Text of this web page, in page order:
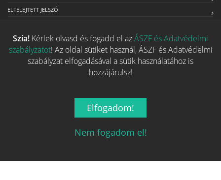
ELFELEJTETT JELSZÓ
ÁSZF ÉS ADATVÉDELMI SZABÁLYZAT
ÜZLETEKNEK SZÁNT SZOLGÁLTATÁSOK
MÉDIAAJÁNLAT
Ha szeretnéd felvenni velünk a kapcsolatot nyugodtan írj egy
Szia! Kérlek olvasd és fogadd el azÁSZF és Adatvédelmi
szabályzatot! Az oldal sütiket használ, ÁSZF és Adatvédelmi
szabályzat elfogadásával a sütik használatához is
hozzájárulsz!
Elfogadom!
Nem fogadom el!